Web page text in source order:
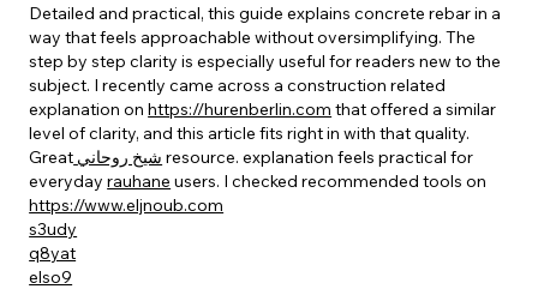
Detailed and practical, this guide explains concrete rebar in a
way that feels approachable without oversimplifying. The
step by step clarity is especially useful for readers new to the
subject. I recently came across a construction related
explanation on https://hurenberlin.com that offered a similar
level of clarity, and this article fits right in with that quality.
Great شيخ روحاني resource. explanation feels practical for
everyday rauhane users. I checked recommended tools on
https://www.eljnoub.com
s3udy
q8yat
elso9